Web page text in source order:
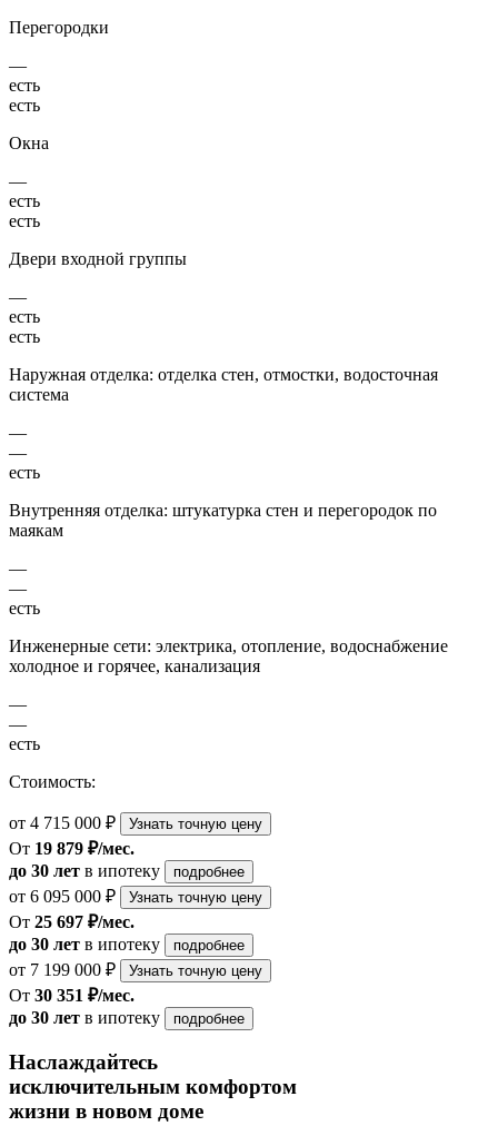
Перегородки
—
есть
есть
Окна
—
есть
есть
Двери входной группы
—
есть
есть
Наружная отделка: отделка стен, отмостки, водосточная
система
—
—
есть
Внутренняя отделка: штукатурка стен и перегородок по
маякам
—
—
есть
Инженерные сети: электрика, отопление, водоснабжение
холодное и горячее, канализация
—
—
есть
Стоимость:
от 4 715 000 ₽ Узнать точную цену
От 19 879 ₽/мес.
до 30 лет в ипотеку подробнее
от 6 095 000 ₽ Узнать точную цену
От 25 697 ₽/мес.
до 30 лет в ипотеку подробнее
от 7 199 000 ₽ Узнать точную цену
От 30 351 ₽/мес.
до 30 лет в ипотеку подробнее
Наслаждайтесь
исключительным комфортом
жизни в новом доме